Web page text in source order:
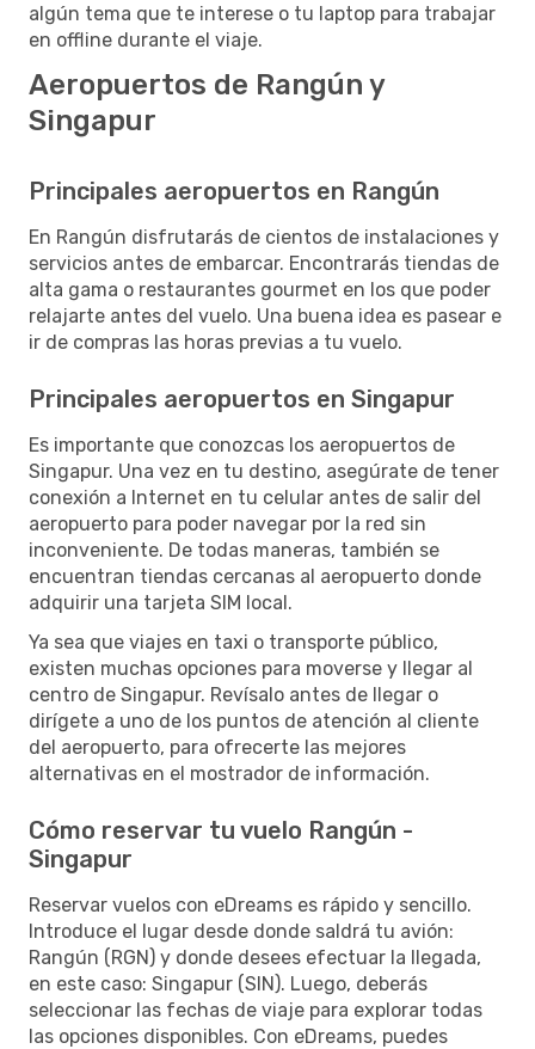
algún tema que te interese o tu laptop para trabajar
en offline durante el viaje.
Aeropuertos de Rangún y
Singapur
Principales aeropuertos en Rangún
En Rangún disfrutarás de cientos de instalaciones y
servicios antes de embarcar. Encontrarás tiendas de
alta gama o restaurantes gourmet en los que poder
relajarte antes del vuelo. Una buena idea es pasear e
ir de compras las horas previas a tu vuelo.
Principales aeropuertos en Singapur
Es importante que conozcas los aeropuertos de
Singapur. Una vez en tu destino, asegúrate de tener
conexión a Internet en tu celular antes de salir del
aeropuerto para poder navegar por la red sin
inconveniente. De todas maneras, también se
encuentran tiendas cercanas al aeropuerto donde
adquirir una tarjeta SIM local.
Ya sea que viajes en taxi o transporte público,
existen muchas opciones para moverse y llegar al
centro de Singapur. Revísalo antes de llegar o
dirígete a uno de los puntos de atención al cliente
del aeropuerto, para ofrecerte las mejores
alternativas en el mostrador de información.
Cómo reservar tu vuelo Rangún -
Singapur
Reservar vuelos con eDreams es rápido y sencillo.
Introduce el lugar desde donde saldrá tu avión:
Rangún (RGN) y donde desees efectuar la llegada,
en este caso: Singapur (SIN). Luego, deberás
seleccionar las fechas de viaje para explorar todas
las opciones disponibles. Con eDreams, puedes